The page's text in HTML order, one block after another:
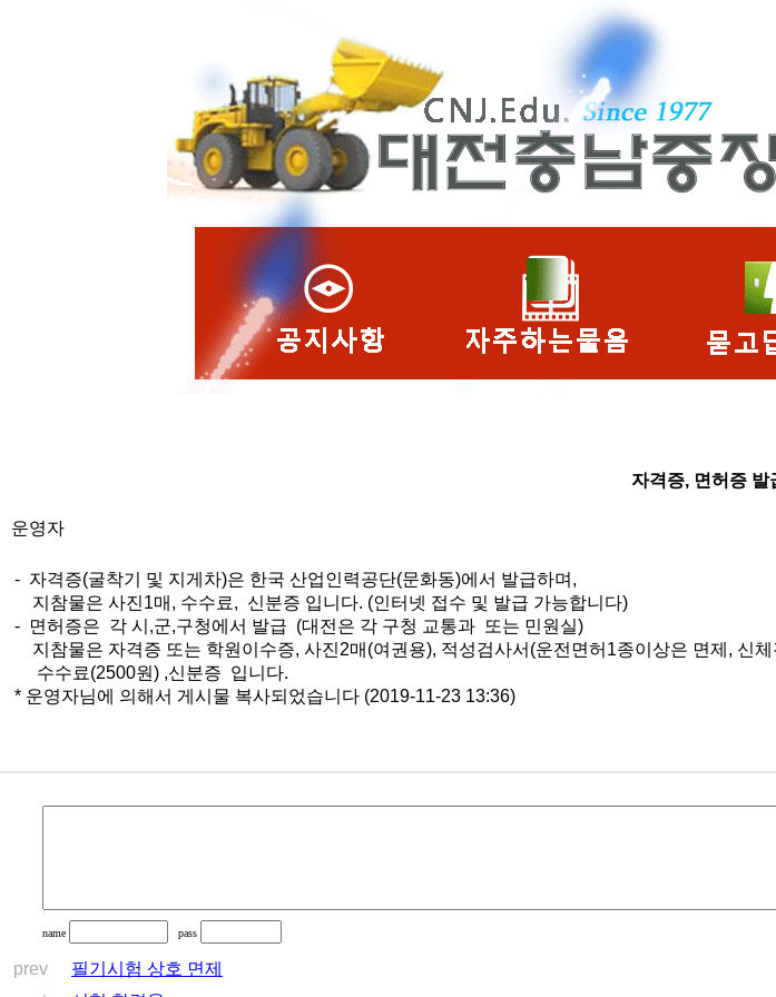
자격증, 면허증 발
운영자
- 자격증(굴착기 및 지게차)은 한국 산업인력공단(문화동)에서 발급하며,
지참물은 사진1매, 수수료, 신분증 입니다. (인터넷 접수 및 발급 가능합니다)
- 면허증은 각 시,군,구청에서 발급 (대전은 각 구청 교통과 또는 민원실)
지참물은 자격증 또는 학원이수증, 사진2매(여권용), 적성검사서(운전면허1종이상은 면제, 신
수수료(2500원) ,신분증 입니다.
* 운영자님에 의해서 게시물 복사되었습니다 (2019-11-23 13:36)
name pass
prev 필기시험 상호 면제